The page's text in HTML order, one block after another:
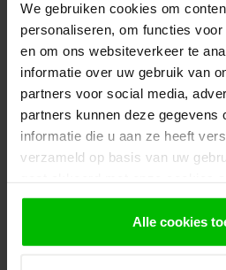
We gebruiken cookies om
personaliseren, om functies
en om ons websiteverkeer te
informatie over uw gebruik van
partners voor social media,
partners kunnen deze gegevens
informatie die u aan ze heeft
verzameld op basis van uw
gebruiken.
Alle cookies
3.Rond de bestelling
afhalen in de winkel.
opmerkingen veld de
Let op!
Je krijgt van ons
bestelling gereed
leggen bestellingen
onze leverancier. Dit
uw bestelling vooraf